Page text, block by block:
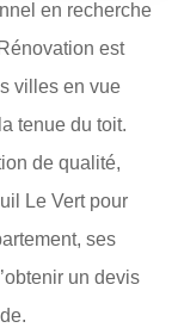
en recherche
est
villes en vue
tenue du toit.
de qualité,
Le Vert pour
ses
un devis